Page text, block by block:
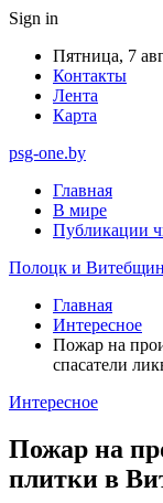
Sign in
Пятница, 7
Контакты
Лента
Карта
psg-one.by
Главная
В мире
Публикации
Полоцк и
Главная
Интересное
Пожар на
спасатели
Интересное
Пожар на
плитки в